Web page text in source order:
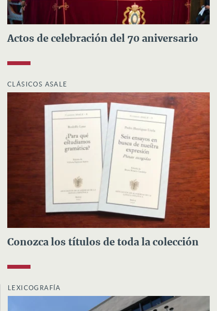
Actos de celebración del 70 aniversario
CLÁSICOS ASALE
Conozca los títulos de toda la colección
LEXICOGRAFÍA